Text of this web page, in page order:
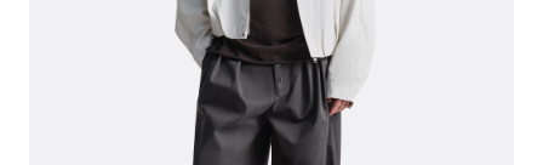
СВИТЕРА И КАРДИГАНЫ
СМОТРЕТЬ ВСЕ